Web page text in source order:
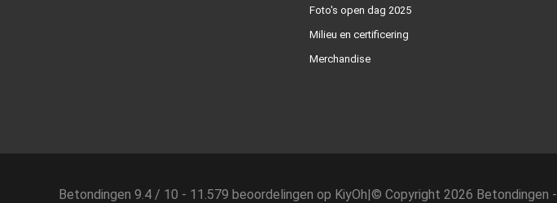
Foto's open dag 2025
Milieu en certificering
Merchandise
Betondingen 9.4 / 10 - 11.579 beoordelingen op KiyOh|© Copyright 2026 Betondingen -